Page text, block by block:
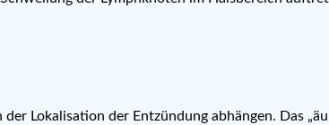
Lokalisation der Entzündung abhängen. Das